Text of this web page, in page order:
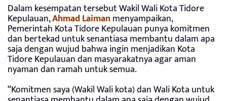
Dalam kesempatan tersebut Wakil Wali Kota Tidore
Kepulauan,Ahmad Laiman menyampaikan,
Pemerintah Kota Tidore Kepulauan punya komitmen
dan bertekad untuk senantiasa membantu dalam apa
saja dengan wujud bahwa ingin menjadikan Kota
Tidore Kepulauan dan masyarakatnya agar aman
nyaman dan ramah untuk semua.
“Komitmen saya (Wakil Wali kota) dan Wali Kota untuk